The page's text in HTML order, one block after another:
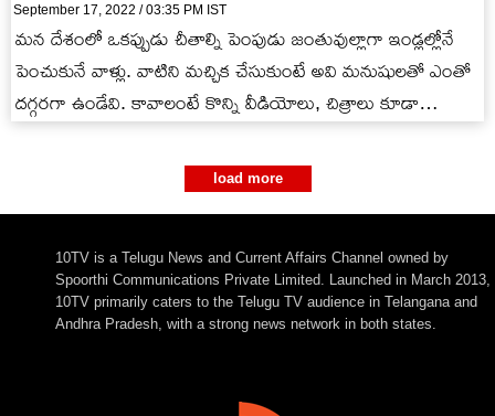
September 17, 2022 / 03:35 PM IST
మన దేశంలో ఒకప్పుడు చీతాల్ని పెంపుడు జంతువుల్లాగా ఇండ్లల్లోనే
పెంచుకునే వాళ్లు. వాటిని మచ్చిక చేసుకుంటే అవి మనుషులతో ఎంతో
దగ్గరగా ఉండేవి. కావాలంటే కొన్ని వీడియోలు, చిత్రాలు కూడా
load more
10TV is a Telugu News and Current Affairs Channel owned by
Spoorthi Communications Private Limited. Launched in March 2013,
10TV primarily caters to the Telugu TV audience in Telangana and
Andhra Pradesh, with a strong news network in both states.